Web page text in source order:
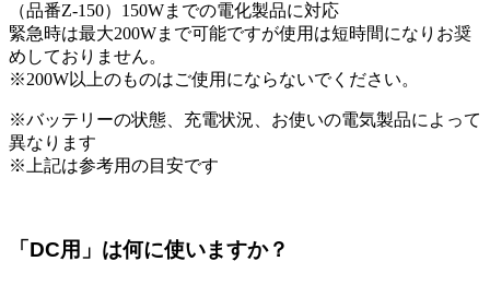
（品番Z-150）150Wまでの電化製品に対応
緊急時は最大200Wまで可能ですが使用は短時間になりお奨
めしておりません。
※200W以上のものはご使用にならないでください。
※バッテリーの状態、充電状況、お使いの電気製品によって
異なります
※上記は参考用の目安です
「DC用」は何に使いますか？